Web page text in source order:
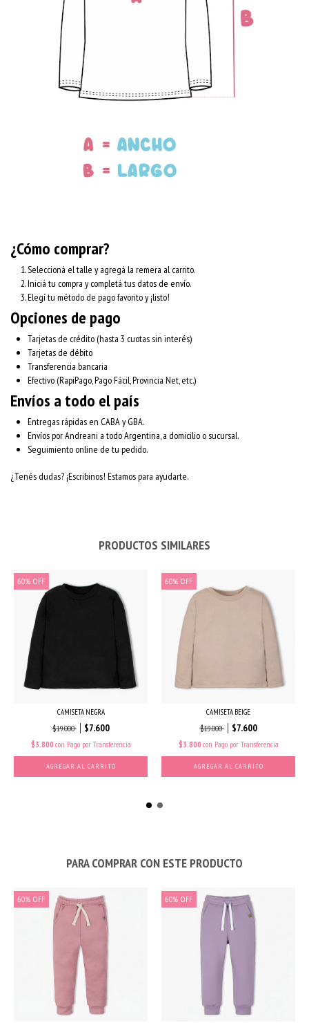
¿Cómo comprar?
Seleccioná el talle y agregá la remera al carrito.
Iniciá tu compra y completá tus datos de envío.
Elegí tu método de pago favorito y ¡listo!
Opciones de pago
Tarjetas de crédito (hasta 3 cuotas sin interés)
Tarjetas de débito
Transferencia bancaria
Efectivo (RapiPago, Pago Fácil, Provincia Net, etc.)
Envíos a todo el país
Entregas rápidas en CABA y GBA.
Envíos por Andreani a todo Argentina, a domicilio o sucursal.
Seguimiento online de tu pedido.
¿Tenés dudas? ¡Escribinos! Estamos para ayudarte.
PRODUCTOS SIMILARES
60% OFF
CAMISETA NEGRA
$19.000 $7.600
$3.800 con Pago por Transferencia
AGREGAR AL CARRITO
60% OFF
CAMISETA BEIGE
$19.000 $7.600
$3.800 con Pago por Transferencia
AGREGAR AL CARRITO
PARA COMPRAR CON ESTE PRODUCTO
60% OFF 60% OFF